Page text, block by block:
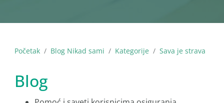
Početak Blog Nikad sami Kategorije Sava je strava
Blog